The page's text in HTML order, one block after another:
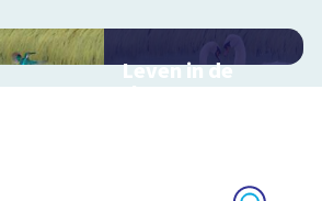
Leven in de
sloot